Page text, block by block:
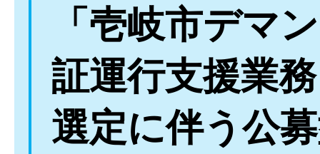
「壱岐市デマ
証運行支援業
選定に伴う公